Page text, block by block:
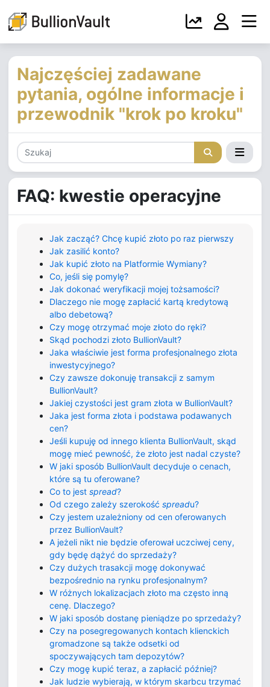
Najczęściej zadawane
pytania, ogólne informacje i
przewodnik "krok po kroku"
FAQ: kwestie operacyjne
Jak zacząć? Chcę kupić złoto po raz pierwszy
Jak zasilić konto?
Jak kupić złoto na Platformie Wymiany?
Co, jeśli się pomylę?
Jak dokonać weryfikacji mojej tożsamości?
Dlaczego nie mogę zapłacić kartą kredytową
albo debetową?
Czy mogę otrzymać moje złoto do ręki?
Skąd pochodzi złoto BullionVault?
Jaka właściwie jest forma profesjonalnego złota
inwestycyjnego?
Czy zawsze dokonuję transakcji z samym
BullionVault?
Jakiej czystości jest gram złota w BullionVault?
Jaka jest forma złota i podstawa podawanych
cen?
Jeśli kupuję od innego klienta BullionVault, skąd
mogę mieć pewność, że złoto jest nadal czyste?
W jaki sposób BullionVault decyduje o cenach,
które są tu oferowane?
Co to jest spread?
Od czego zależy szerokość spreadu?
Czy jestem uzależniony od cen oferowanych
przez BullionVault?
A jeżeli nikt nie będzie oferował uczciwej ceny,
gdy będę dążyć do sprzedaży?
Czy dużych trasakcji mogę dokonywać
bezpośrednio na rynku profesjonalnym?
W różnych lokalizacjach złoto ma często inną
cenę. Dlaczego?
W jaki sposób dostanę pieniądze po sprzedaży?
Czy na posegregowanych kontach klienckich
gromadzone są także odsetki od
spoczywających tam depozytów?
Czy mogę kupić teraz, a zapłacić później?
Jak ludzie wybierają, w którym skarbcu trzymać